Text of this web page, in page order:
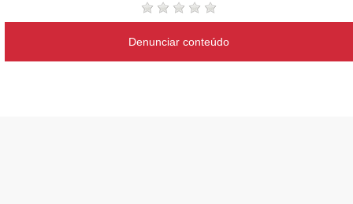
Denunciar conteúdo